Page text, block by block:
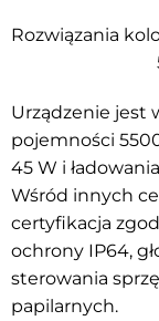
Rozwiązania
Urządzenie jest
pojemności
45 W i
Wśród innych
certyfikacja
ochrony IP64,
sterowania
papilarnych.